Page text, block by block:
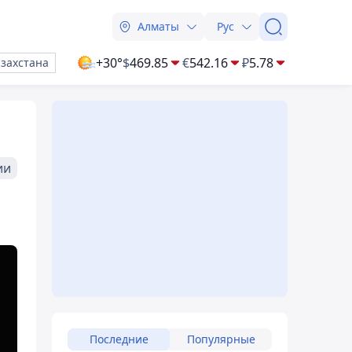
Алматы Рус
+30°$469.85 €542.16 ₽5.78
Последние Популярные